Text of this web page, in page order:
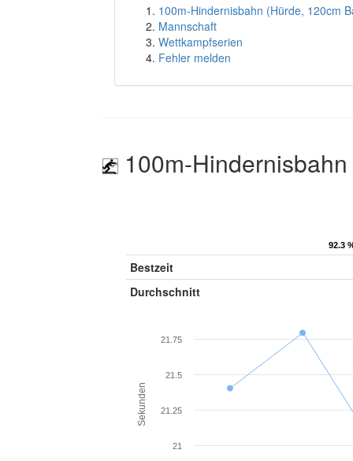
100m-Hindernisbahn (Hürde, 120cm
Mannschaft
Wettkampfserien
Fehler melden
100m-
92.3
92.3
Bestzeit
Durchschnitt
Sekunden
21
21.25
21.5
21.75